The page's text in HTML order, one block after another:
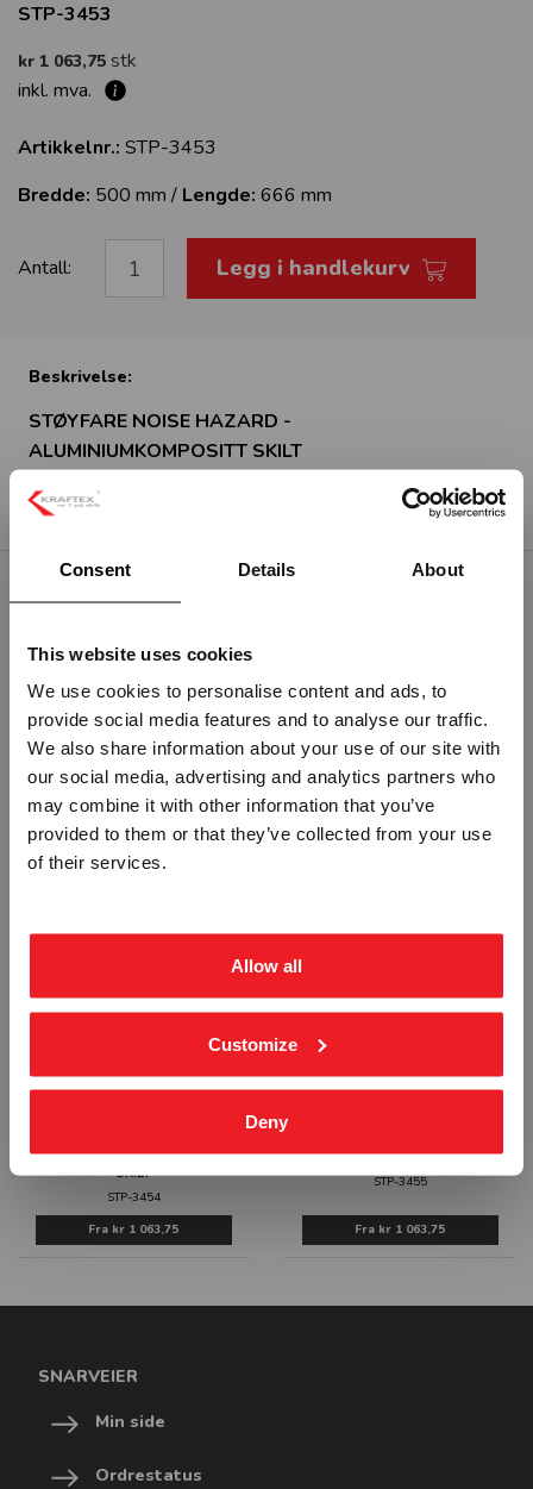
Consent Details About
This website uses cookies
We use cookies to personalise content and ads, to
provide social media features and to analyse our traffic.
We also share information about your use of our site with
our social media, advertising and analytics partners who
may combine it with other information that you’ve
provided to them or that they’ve collected from your use
of their services.
Allow all
Customize
Deny
STP-3453
kr 1 063,75 stk
inkl. mva.
Artikkelnr.: STP-3453
Bredde: 500 mm / Lengde: 666 mm
Antall: Legg i handlekurv
Beskrivelse:
STØYFARE NOISE HAZARD -
ALUMINIUMKOMPOSITT SKILT
RELATERTE PRODUKTER
MØTEPLASS - SKILT
STP-3500
MERK AV FØRSTEHJELPSCONT.
TOMGANGSKJØRING FORBUDT -
SKILT
STP-3454
Fra kr 1 063,75
RYGGEKAMERA PÅBUDT - SKILT
STP-3455
Fra kr 1 063,75
SNARVEIER
Min side
Ordrestatus
Vennligst velg portal
BEDRIFT PRIVAT